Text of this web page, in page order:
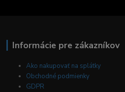
Informácie pre zákazníkov
Ako nakupovať na splátky
Obchodné podmienky
GDPR